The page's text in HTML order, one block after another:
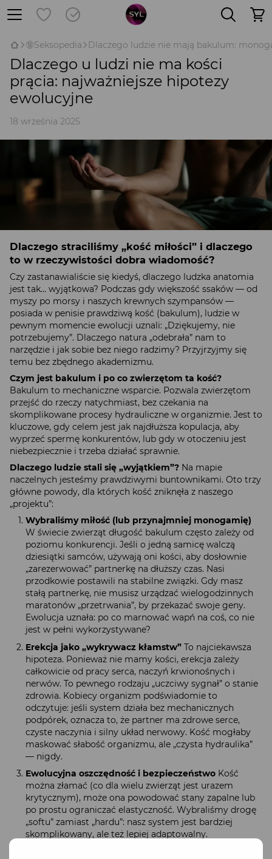
🔞Seksopedia Dlaczego ludzie nie mają bakulum:
Dlaczego u ludzi nie ma kości
prącia: najważniejsze hipotezy
ewolucyjne
18 września 2025
Dlaczego straciliśmy „kość miłości” i dlaczego
to w rzeczywistości dobra wiadomość?
Czy zastanawialiście się kiedyś, dlaczego ludzka anatomia
jest tak... wyjątkowa? Podczas gdy większość ssaków — od
myszy po morsy i naszych krewnych szympansów —
posiada w penisie prawdziwą kość (bakulum), ludzie w
pewnym momencie ewolucji uznali: „Dziękujemy, nie
potrzebujemy”. Dlaczego natura „odebrała” nam to
narzędzie i jak sobie bez niego radzimy? Przyjrzyjmy się
temu bez zbędnego akademizmu.
Czym jest bakulum i po co zwierzętom ta kość?
Bakulum to mechaniczne wsparcie. Pozwala zwierzętom
przejść do rzeczy natychmiast, bez czekania na
skomplikowane procesy hydrauliczne w organizmie. Jest to
kluczowe, gdy celem jest jak najdłuższa kopulacja, aby
wyprzeć spermę konkurentów, lub gdy w otoczeniu jest
niebezpiecznie i trzeba działać sprawnie.
Dlaczego ludzie stali się „wyjątkiem”? Na mapie
naczelnych jesteśmy prawdziwymi buntownikami. Oto trzy
główne powody, dla których kość zniknęła z naszego
„projektu”:
Wybraliśmy miłość (lub przynajmniej monogamię)
W świecie zwierząt długość bakulum często zależy od
poziomu konkurencji. Jeśli o jedną samicę walczą
dziesiątki samców, używają oni kości, aby dosłownie
„zarezerwować” partnerkę na dłuższy czas. Nasi
przodkowie postawili na stabilne związki. Gdy masz
stałą partnerkę, nie musisz urządzać wielogodzinnych
maratonów „przetrwania”, by przekazać swoje geny.
Ewolucja uznała: po co marnować wapń na coś, co nie
jest w pełni wykorzystywane?
Erekcja jako „wykrywacz kłamstw” To najciekawsza
hipoteza. Ponieważ nie mamy kości, erekcja zależy
całkowicie od pracy serca, naczyń krwionośnych i
nerwów. To pewnego rodzaju „uczciwy sygnał” o stanie
zdrowia. Kobiecy organizm podświadomie to
odczytuje: jeśli system działa bez mechanicznych
podpórek, oznacza to, że partner ma zdrowe serce,
czyste naczynia i silny układ nerwowy. Kość mogłaby
maskować słabość organizmu, ale „czysta hydraulika”
— nigdy.
Ewolucyjna oszczędność i bezpieczeństwo Kość
można złamać (co dla wielu zwierząt jest urazem
krytycznym), może ona powodować stany zapalne lub
po prostu ograniczać elastyczność. Wybraliśmy drogę
„softu” zamiast „hardu”: nasz system jest bardziej
skomplikowany, ale też lepiej adaptowalny.